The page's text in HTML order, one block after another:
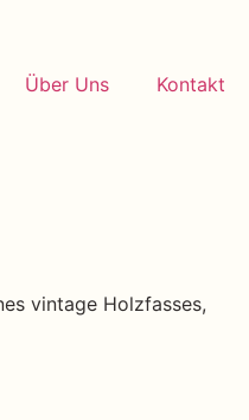
Über Uns Kontakt
vintage Holzfasses,